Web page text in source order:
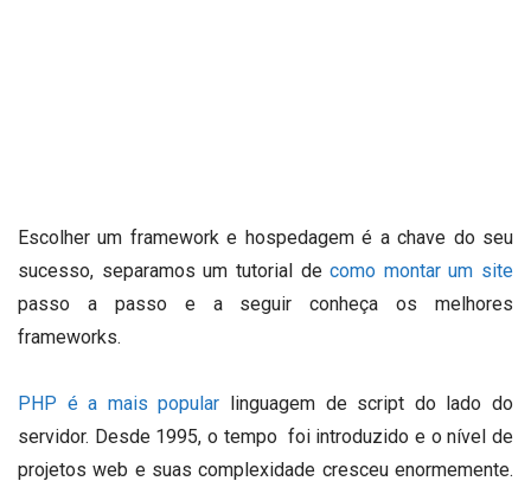
Escolher um framework e hospedagem é a chave do seu
sucesso, separamos um tutorial decomo montar um site
passo a passo e a seguir conheça os melhores
frameworks.
PHP é a mais popular linguagem de script do lado do
servidor. Desde 1995, o tempo foi introduzido e o nível de
projetos web e suas complexidade cresceu enormemente.